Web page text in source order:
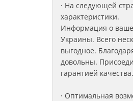
· На следующей
характеристики.
Информация о
Украины. Всего
выгодное.
довольны.
гарантией качества.
· Оптимальная